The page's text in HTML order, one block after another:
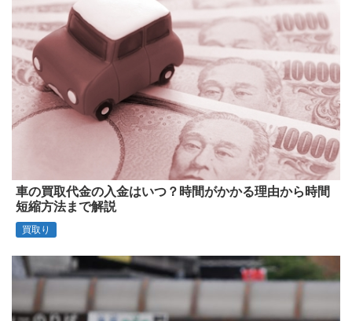
車の買取代金の入金はいつ？時間がかかる理由から時間
短縮方法まで解説
買取り